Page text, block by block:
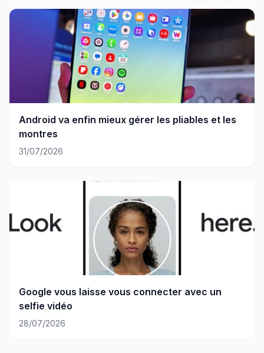
Android va enfin mieux gérer les pliables et les
montres
31/07/2026
Google vous laisse vous connecter avec un
selfie vidéo
28/07/2026